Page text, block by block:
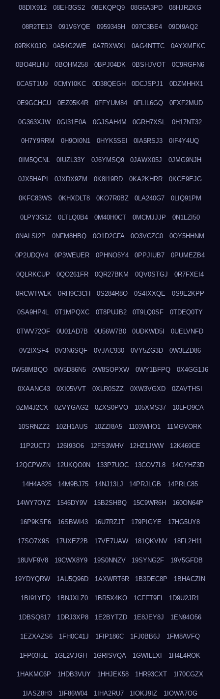
08DIX912 08EH3GS2 08EKQPQ9 08G6A3PD 08HJRZKG
08R2TE13 091V6YQE 0959345H 097C3BE4 09DI9AQ2
09RKK0JO 0A54G2WE 0A7RXWXI 0AG4NTTC 0AYXMFKC
0BO4RLHU 0BOHM258 0BPJ04DK 0BSHJVOT 0C9RGFN6
0CA5T1U9 0CMYI0KC 0D38QEGH 0DCJSPJ1 0DZMHHX1
0E9GCHCU 0EZ05K4R 0FFYUM84 0FLIL6GQ 0FXF2MUD
0G363XJW 0GI31E0A 0GJSAH4M 0GRH7XSL 0H17NT32
0H7Y9RRM 0H9OI0N1 0HYK5SEI 0IA5RSJ3 0IF4Y4UQ
0IM5QCNL 0IUZL33Y 0J6YMSQ9 0JAWX05J 0JMG9NJH
0JX5HAPI 0JXDX9ZM 0K8I19RD 0KA2KHRR 0KCE9EJG
0KFC83WS 0KHXDLT8 0KO7R0BZ 0LA240G7 0LIQ91PM
0LPY3G1Z 0LTLQ0B4 0M40H0CT 0MCMJJJP 0N1LZI50
0NALSI2P 0NFM8HBQ 0O1D2CFA 0O3VCZC0 0OY5HHNM
0P2UDQV4 0P3WEUER 0PHNO5Y4 0PPJIUB7 0PUMEZB4
0QLRKCUP 0QO261FR 0QR27BKM 0QV0STGJ 0R7FXEI4
0RCWTWLK 0RH9C3CH 0S284R8O 0S4IXXQE 0S9E2KPP
0SA9HP4L 0T1MPQXC 0T8PUJB2 0T9LQ0SF 0TDEQ0TY
0TWV72OF 0U01AD7B 0U56W7B0 0UDKWD5I 0UELVNFD
0V2IXSF4 0V3N6SQF 0VJAC930 0VY5ZG3D 0W3LZD86
0W58MBQO 0W5D86N5 0W8SOPXW 0WY1BFPQ 0X4GG1J6
0XAANC43 0XI05VVT 0XLR0SZZ 0XW3VGXD 0ZAVTHSI
0ZM4J2CX 0ZVYGAG2 0ZXS0PVO 105XMS37 10LFO9CA
10SRNZZ2 10ZH1AUS 10ZZI8A5 1103WHO1 11MGVORK
11P2UCTJ 126I93O6 12FS3WHV 12HZ1JWW 12K469CE
12QCPWZN 12UKQO0N 133P7UOC 13COV7L8 14GYHZ3D
14H4A825 14M9BJ75 14NJ13LJ 14PRJLGB 14PRLC85
14WY7OYZ 1546DY9V 15B2SHBQ 15C9WR6H 160ON64P
16P9KSF6 16SBWI43 16U7RZJT 179PIGYE 17HG5UY8
17SO7X9S 17UXEZ2B 17VE7UAW 181QKVNV 18FL2H11
18UVF9V8 19CWX8Y9 19S0NNZV 19SYNG2F 19V5GFDB
19YDYQRW 1AU5Q96D 1AXWRT6R 1B3DEC8P 1BHACZIN
1BI91YFQ 1BNJXLZ0 1BR5X4KO 1CFFT9FI 1D9U2JR1
1DBSQ817 1DRJ3XP8 1E2BYTZD 1E8JEY8J 1EN94O56
1EZXAZS6 1FH0C41J 1FIP186C 1FJ0BB6J 1FM8AVFQ
1FP03I5E 1GL2VJGH 1GRISVQA 1GWILLXI 1H4L4ROK
1HAKMC6P 1HDB3VUY 1HHJEK58 1HR93CXT 1I70CGZX
1IASZ8H3 1IF86W04 1IHA2RU7 1IOKJ9IZ 1IOWA7OG